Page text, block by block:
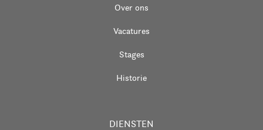
Over ons
Vacatures
Stages
Historie
DIENSTEN